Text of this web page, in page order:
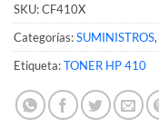
SKU:CF410X
Categorías:SUMINISTROS,
Etiqueta:TONER HP 410